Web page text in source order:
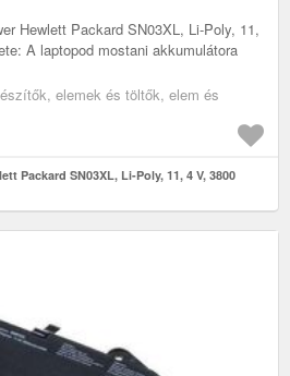
Hewlett Packard SN03XL, Li-Poly, 11,
A laptopod mostani akkumulátora
elemek és töltők, elem és
Packard SN03XL, Li-Poly, 11, 4 V, 3800